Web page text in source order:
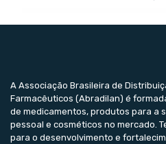
A Associação Brasileira de
Farmacêuticos (Abradilan) é
de medicamentos, produtos para a
pessoal e cosméticos no mercado.
para o desenvolvimento e